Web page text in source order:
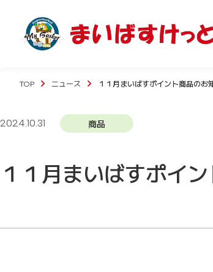
TOP ニュース １１月まいばすポイント商品のお
2024.10.31 商品
１１月まいばすポイ